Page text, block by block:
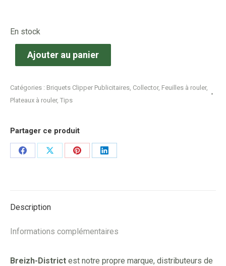
En stock
Ajouter au panier
Catégories : Briquets Clipper Publicitaires Collector, Feuilles à rouler,
Plateaux à rouler, Tips
Partager ce produit
Share
Share
Share
Share
Description
Informations complémentaires
Breizh-District est notre propre marque, distributeurs de